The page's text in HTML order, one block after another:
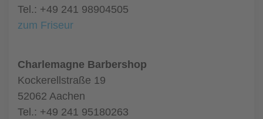
Tel.: +49 241 98904505
zum Friseur
Charlemagne Barbershop
Kockerellstraße 19
52062 Aachen
Tel.: +49 241 95180263